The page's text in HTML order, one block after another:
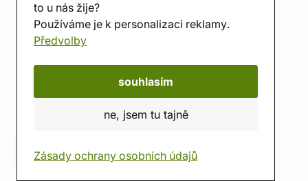
to u nás žije?
Používáme je k personalizaci reklamy.
Předvolby
souhlasím
ne, jsem tu tajně
Zásady ochrany osobních údajů
Herna
O nás
Hodnocení obchodu